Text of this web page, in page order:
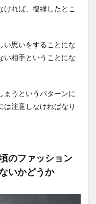
れば、復縁したとこ
い思いをすることにな
い相手ということにな
まうというパターンに
は注意しなければなり
のファッション
いかどうか